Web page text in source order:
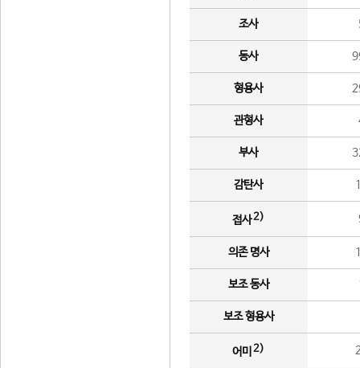
조사
동사
형용사
관형사
부사
감탄사
접사2)
의존 명사
보조 동사
보조 형용사
어미 2)